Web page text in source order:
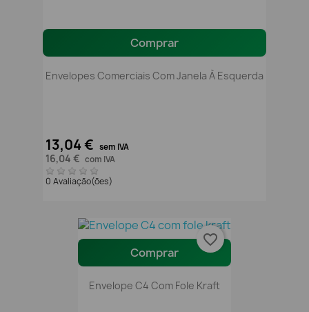
Comprar
Envelopes Comerciais Com Janela À Esquerda
13,04 € sem IVA
16,04 € com IVA
0 Avaliação(ões)
Comprar
Envelope C4 Com Fole Kraft
favorite_border